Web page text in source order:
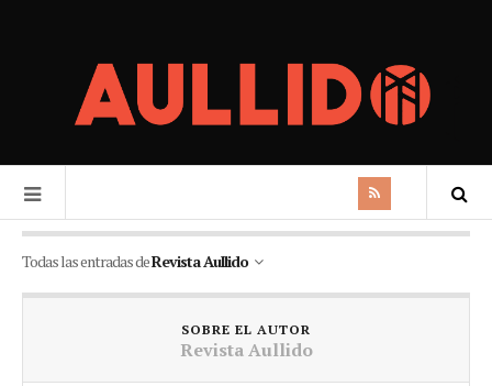
Todas las entradas deRevista Aullido
SOBRE EL AUTOR
Revista Aullido